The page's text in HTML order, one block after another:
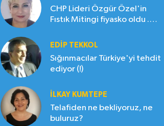
CHP Lideri Özgür Özel'in
Fıstık Mitingi fiyasko oldu .
EDIP TEKKOL
Sığınmacılar Türkiye'yi tehdit
ediyor (!)
İLKAY KUMTEPE
Telafiden ne bekliyoruz, ne
buluruz?